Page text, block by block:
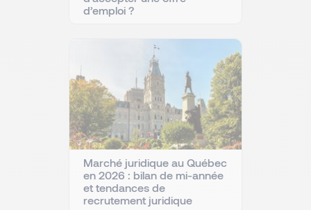
d’emploi ?
Marché juridique au Québec
en 2026 : bilan de mi-année
et tendances de
recrutement juridique